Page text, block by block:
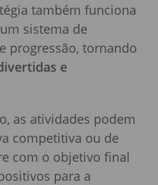
também funciona
sistema de
progressão, tornando
e
as atividades podem
competitiva ou de
com o objetivo final
para a